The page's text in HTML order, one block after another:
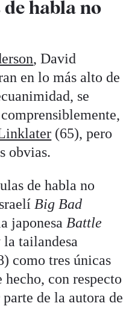
habla no
, David
en lo más alto de
se
(65), pero
obvias.
de habla no
Big Bad
japonesa Battle
tailandesa
como tres únicas
hecho, con respecto
de la autora de